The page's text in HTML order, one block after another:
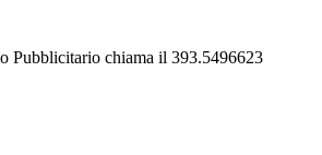
Pubblicitario chiama il 393.5496623